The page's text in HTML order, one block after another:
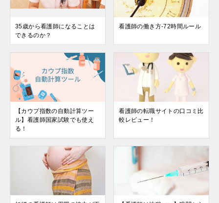
35歳から看護師になることは
できるのか？
看護師の働き方-72時間ルール
【カウプ指数の自動計算ツー
ル】看護師国家試験でも使え
る！
看護師の転職サイトの口コミ比
較レビュー！